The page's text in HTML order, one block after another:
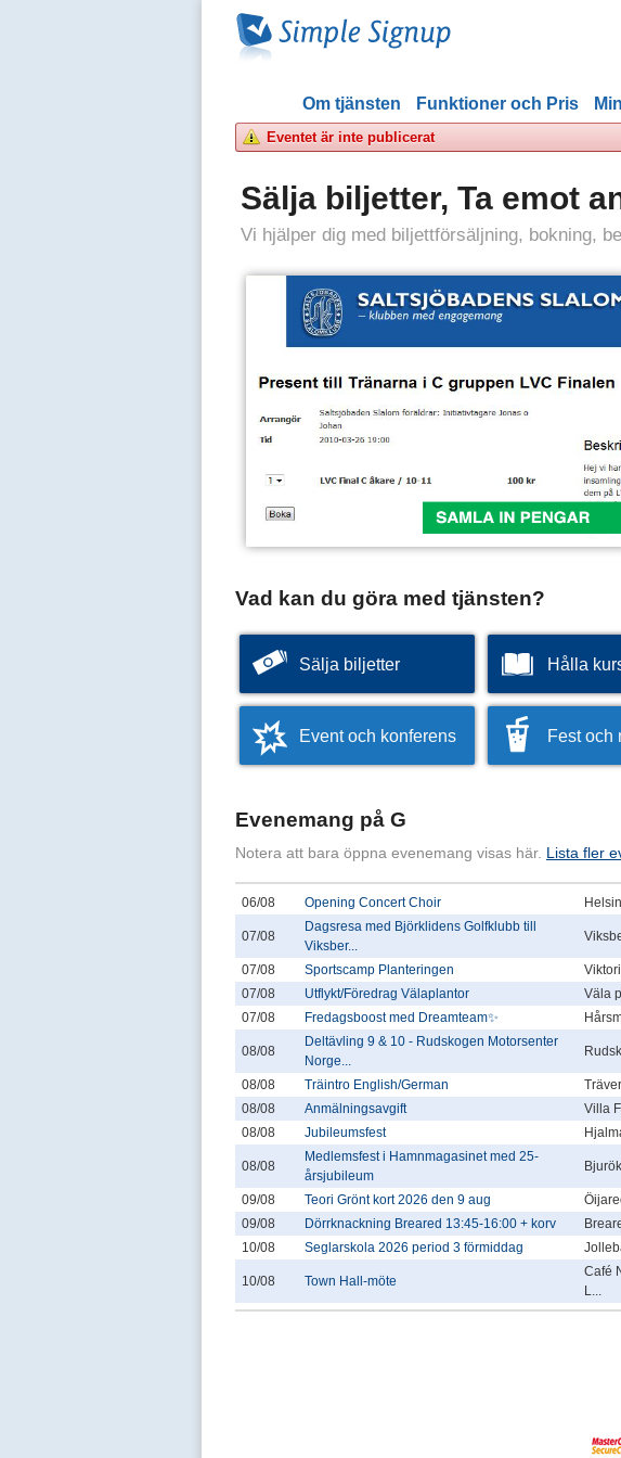
Om tjänsten Funktioner och Pris
Eventet är inte publicerat
Sälja biljetter, Ta emot
Vi hjälper dig med biljettförsäljning, bokning,
Vad kan du göra med tjänsten?
Sälja biljetter Hålla
Event och konferens Fest och
Evenemang på G
Notera att bara öppna evenemang visas här. Lista fler
06/08 Opening Concert Choir
07/08
Dagsresa med Björklidens Golfklubb till
Viksber...
07/08 Sportscamp Planteringen
07/08
Utflykt/Föredrag Välaplantor
Väla
07/08
Fredagsboost med Dreamteam✨
08/08
Deltävling 9 & 10 - Rudskogen Motorsenter
Norge...
08/08 Träintro English/German
08/08
Anmälningsavgift
Villa
08/08
Jubileumsfest
08/08
Medlemsfest i Hamnmagasinet med 25-
årsjubileum
09/08 Teori Grönt kort 2026 den 9 aug
09/08
Dörrknackning Breared 13:45-16:00 + korv
10/08
Seglarskola 2026 period 3 förmiddag
10/08 Town Hall-möte
Café
L...